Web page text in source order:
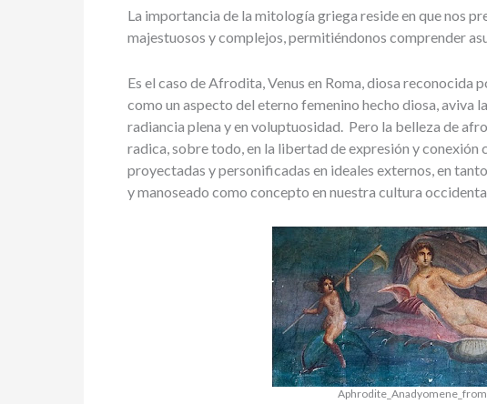
La importancia de la mitología griega reside en que nos
majestuosos y complejos, permitiéndonos comprender
Es el caso de Afrodita, Venus en Roma, diosa
como un aspecto del eterno femenino hecho diosa, aviva
radiancia plena y en voluptuosidad. Pero la belleza de
radica, sobre todo, en la libertad de expresión y conexión
proyectadas y personificadas en ideales externos, en
y manoseado como concepto en nuestra cultura